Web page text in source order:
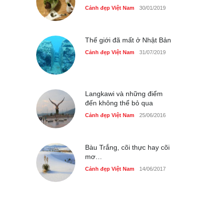
Cảnh đẹp Việt Nam 30/01/2019
Thế giới đã mất ở Nhật Bản
Cảnh đẹp Việt Nam 31/07/2019
Langkawi và những điểm
đến không thể bỏ qua
Cảnh đẹp Việt Nam 25/06/2016
Bàu Trắng, cõi thực hay cõi
mơ…
Cảnh đẹp Việt Nam 14/06/2017